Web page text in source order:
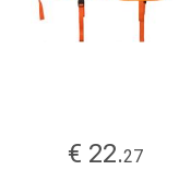
€ 22.27